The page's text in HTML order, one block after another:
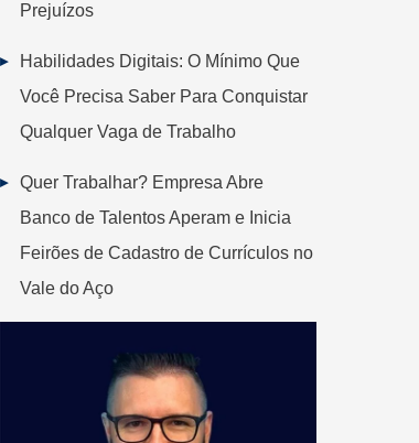
Prejuízos
Habilidades Digitais: O Mínimo Que
Você Precisa Saber Para Conquistar
Qualquer Vaga de Trabalho
Quer Trabalhar? Empresa Abre
Banco de Talentos Aperam e Inicia
Feirões de Cadastro de Currículos no
Vale do Aço